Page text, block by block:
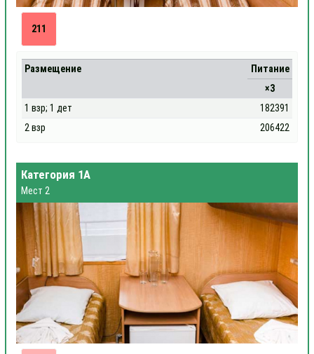
211
Размещение
Питание
×3
1 взр; 1 дет
182391
2 взр
206422
Категория 1А
Мест 2